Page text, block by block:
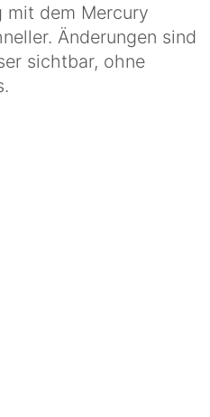
mit dem Mercury
Änderungen sind
sichtbar, ohne